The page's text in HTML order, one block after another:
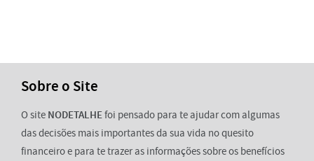
Sobre o Site
O site NODETALHEfoi pensado para te ajudar com algumas
das decisões mais importantes da sua vida no quesito
financeiro e para te trazer as informações sobre os benefícios